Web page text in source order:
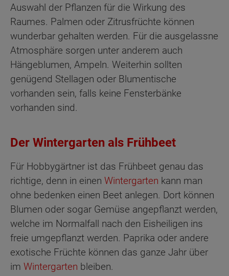
Auswahl der Pflanzen für die Wirkung des
Raumes. Palmen oder Zitrusfrüchte können
wunderbar gehalten werden. Für die ausgelassne
Atmosphäre sorgen unter anderem auch
Hängeblumen, Ampeln. Weiterhin sollten
genügend Stellagen oder Blumentische
vorhanden sein, falls keine Fensterbänke
vorhanden sind.
Der Wintergarten als Frühbeet
Für Hobbygärtner ist das Frühbeet genau das
richtige, denn in einen Wintergarten kann man
ohne bedenken einen Beet anlegen. Dort können
Blumen oder sogar Gemüse angepflanzt werden,
welche im Normalfall nach den Eisheiligen ins
freie umgepflanzt werden. Paprika oder andere
exotische Früchte können das ganze Jahr über
im Wintergarten bleiben.